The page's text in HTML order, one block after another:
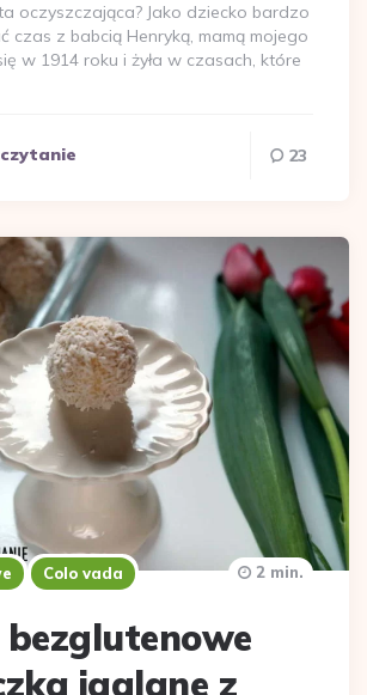
oczyszczająca? Jako dziecko bardzo
czas z babcią Henryką, mamą mojego
w 1914 roku i żyła w czasach, które
23
Colo vada
bezglutenowe
jaglane z
2 min.